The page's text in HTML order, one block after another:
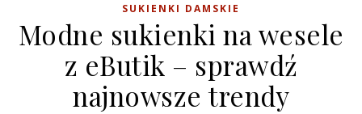
SUKIENKI DAMSKIE
Modne sukienki na wesele
z eButik – sprawdź
najnowsze trendy